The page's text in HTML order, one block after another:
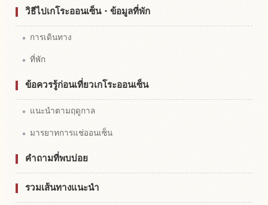
วิธีไปเกโระออนเซ็น・ข้อมูลที่พัก
การเดินทาง
ที่พัก
ข้อควรรู้ก่อนเที่ยวเกโระออนเซ็น
แนะนำตามฤดูกาล
มารยาทการแช่ออนเซ็น
คำถามที่พบบ่อย
รวมเส้นทางแนะนำ